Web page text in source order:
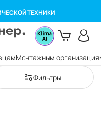
ТЕХНИКИ
Монтажным
Фильтры